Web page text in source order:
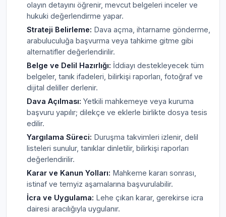
olayın detayını öğrenir, mevcut belgeleri inceler ve
hukuki değerlendirme yapar.
Strateji Belirleme: Dava açma, ihtarname gönderme,
arabuluculuğa başvurma veya tahkime gitme gibi
alternatifler değerlendirilir.
Belge ve Delil Hazırlığı: İddiayı destekleyecek tüm
belgeler, tanık ifadeleri, bilirkişi raporları, fotoğraf ve
dijital deliller derlenir.
Dava Açılması: Yetkili mahkemeye veya kuruma
başvuru yapılır; dilekçe ve eklerle birlikte dosya tesis
edilir.
Yargılama Süreci: Duruşma takvimleri izlenir, delil
listeleri sunulur, tanıklar dinletilir, bilirkişi raporları
değerlendirilir.
Karar ve Kanun Yolları: Mahkeme kararı sonrası,
istinaf ve temyiz aşamalarına başvurulabilir.
İcra ve Uygulama: Lehe çıkan karar, gerekirse icra
dairesi aracılığıyla uygulanır.